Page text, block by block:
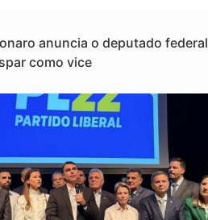
anuncia o deputado federal
como vice